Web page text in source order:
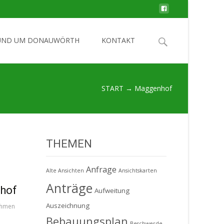
UM DONAUWÖRTH KONTAKT
Search
START → Maggenhof
THEMEN
Alte Ansichten Anfrage Ansichtskarten
Anträge Aufweitung
Auszeichnung
Bebauungsplan